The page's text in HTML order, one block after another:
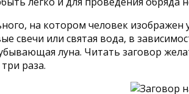
на котором человек
свечи или святая вода, в
луна. Читать заговор
раза.